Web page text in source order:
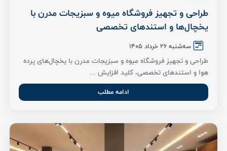
طراحی و تجهیز فروشگاه میوه و سبزیجات مدرن با
یخچال‌ها و استندهای تخصصی
سه‌شنبه 26 خرداد ۱۴۰۵
طراحی و تجهیز فروشگاه میوه و سبزیجات مدرن با یخچال‌های پرده
هوا و استندهای تخصصی، کلید افزایش ...
ادامه مطلب